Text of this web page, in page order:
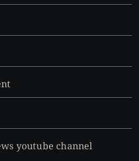
youtube channel